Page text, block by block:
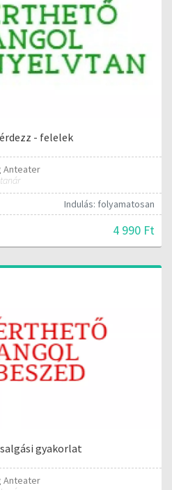
- felelek
Anteater
Indulás: folyamatosan
4 990 Ft
gyakorlat
Anteater